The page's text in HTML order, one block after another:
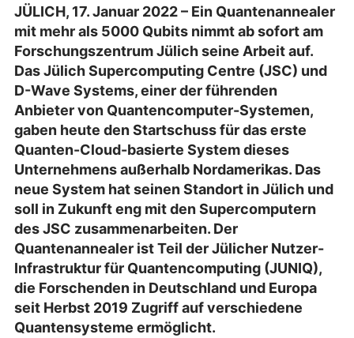
JÜLICH, 17. Januar 2022 – Ein Quantenannealer
mit mehr als 5000 Qubits nimmt ab sofort am
Forschungszentrum Jülich seine Arbeit auf.
Das Jülich Supercomputing Centre (JSC) und
D-Wave Systems, einer der führenden
Anbieter von Quantencomputer-Systemen,
gaben heute den Startschuss für das erste
Quanten-Cloud-basierte System dieses
Unternehmens außerhalb Nordamerikas. Das
neue System hat seinen Standort in Jülich und
soll in Zukunft eng mit den Supercomputern
des JSC zusammenarbeiten. Der
Quantenannealer ist Teil der Jülicher Nutzer-
Infrastruktur für Quantencomputing (JUNIQ),
die Forschenden in Deutschland und Europa
seit Herbst 2019 Zugriff auf verschiedene
Quantensysteme ermöglicht.